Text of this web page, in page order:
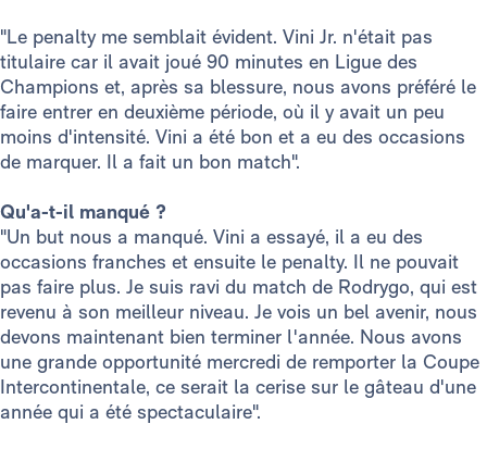
"Le penalty me semblait évident. Vini Jr. n'était pas
titulaire car il avait joué 90 minutes en Ligue des
Champions et, après sa blessure, nous avons préféré le
faire entrer en deuxième période, où il y avait un peu
moins d'intensité. Vini a été bon et a eu des occasions
de marquer. Il a fait un bon match".
Qu'a-t-il manqué ?
"Un but nous a manqué. Vini a essayé, il a eu des
occasions franches et ensuite le penalty. Il ne pouvait
pas faire plus. Je suis ravi du match de Rodrygo, qui est
revenu à son meilleur niveau. Je vois un bel avenir, nous
devons maintenant bien terminer l'année. Nous avons
une grande opportunité mercredi de remporter la Coupe
Intercontinentale, ce serait la cerise sur le gâteau d'une
année qui a été spectaculaire".